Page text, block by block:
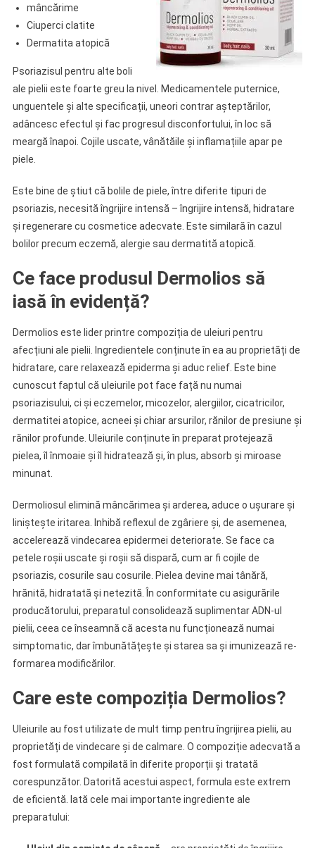
mâncărime
Ciuperci clatite
Dermatita atopică
Psoriazisul pentru alte boli
ale pielii este foarte greu la nivel. Medicamentele puternice,
unguentele și alte specificații, uneori contrar așteptărilor,
adâncesc efectul și fac progresul disconfortului, în loc să
meargă înapoi. Cojile uscate, vânătăile și inflamațiile apar pe
piele.
Este bine de știut că bolile de piele, între diferite tipuri de
psoriazis, necesită îngrijire intensă – îngrijire intensă, hidratare
și regenerare cu cosmetice adecvate. Este similară în cazul
bolilor precum eczemă, alergie sau dermatită atopică.
Ce face produsul Dermolios să
iasă în evidență?
Dermolios este lider printre compoziția de uleiuri pentru
afecțiuni ale pielii. Ingredientele conținute în ea au proprietăți de
hidratare, care relaxează epiderma și aduc relief. Este bine
cunoscut faptul că uleiurile pot face față nu numai
psoriazisului, ci și eczemelor, micozelor, alergiilor, cicatricilor,
dermatitei atopice, acneei și chiar arsurilor, rănilor de presiune și
rănilor profunde. Uleiurile conținute în preparat protejează
pielea, îl înmoaie și îl hidratează și, în plus, absorb și miroase
minunat.
Dermoliosul elimină mâncărimea și arderea, aduce o ușurare și
liniștește iritarea. Inhibă reflexul de zgâriere și, de asemenea,
accelerează vindecarea epidermei deteriorate. Se face ca
petele roșii uscate și roșii să dispară, cum ar fi cojile de
psoriazis, cosurile sau cosurile. Pielea devine mai tânără,
hrănită, hidratată și netezită. În conformitate cu asigurările
producătorului, preparatul consolidează suplimentar ADN-ul
pielii, ceea ce înseamnă că acesta nu funcționează numai
simptomatic, dar îmbunătățește și starea sa și imunizează re-
formarea modificărilor.
Care este compoziția Dermolios?
Uleiurile au fost utilizate de mult timp pentru îngrijirea pielii, au
proprietăți de vindecare și de calmare. O compoziție adecvată a
fost formulată compilată în diferite proporții și tratată
corespunzător. Datorită acestui aspect, formula este extrem
de eficientă. Iată cele mai importante ingrediente ale
preparatului: